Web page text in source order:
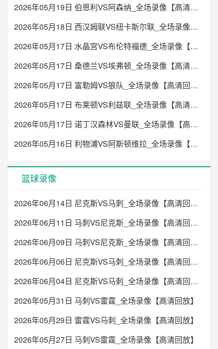
2026年05月19日 伯恩利VS阿森纳_全场录像【高清回放】
2026年05月18日 西汉姆联VS纽卡斯尔联_全场录像【高清回放】
2026年05月17日 水晶宫VS布伦特福德_全场录像【高清回放】
2026年05月17日 桑德兰VS埃弗顿_全场录像【高清回放】
2026年05月17日 富勒姆VS狼队_全场录像【高清回放】
2026年05月17日 布莱顿VS利兹联_全场录像【高清回放】
2026年05月17日 诺丁汉森林VS曼联_全场录像【高清回放】
2026年05月16日 利物浦VS阿斯顿维拉_全场录像【高清回放】
篮球录像
2026年06月14日 尼克斯VS马刺_全场录像【高清回放】
2026年06月11日 马刺VS尼克斯_全场录像【高清回放】
2026年06月09日 马刺VS尼克斯_全场录像【高清回放】
2026年06月06日 尼克斯VS马刺_全场录像【高清回放】
2026年06月04日 尼克斯VS马刺_全场录像【高清回放】
2026年05月31日 马刺VS雷霆_全场录像【高清回放】
2026年05月29日 雷霆VS马刺_全场录像【高清回放】
2026年05月27日 马刺VS雷霆_全场录像【高清回放】